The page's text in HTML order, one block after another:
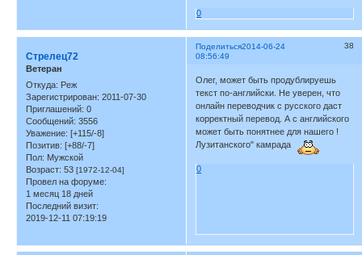
0
Поделиться 38
2014-06-24
08:56:49
Стрелец72
Ветеран
Откуда: Реж
Зарегистрирован: 2011-07-30
Приглашений: 0
Сообщений: 3556
Уважение: [+115/-8]
Позитив: [+88/-7]
Пол: Мужской
Возраст: 53 [1972-12-04]
Провел на форуме:
1 месяц 18 дней
Последний визит:
2019-12-11 07:19:19
Олег, может быть продублируешь
текст по-английски. Не уверен, что
онлайн переводчик с русского даст
корректный перевод. А с английского
может быть понятнее для нашего !
Лузитанского" камрада
0